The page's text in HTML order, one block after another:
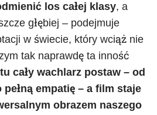
los całej klasy, a
głębiej – podejmuje
w świecie, który wciąż nie
tak naprawdę ta inność
cały wachlarz postaw – od
empatię – a film staje
obrazem naszego